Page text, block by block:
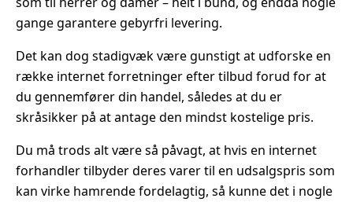
gange garantere gebyrfri levering.
Det kan dog stadigvæk være gunstigt at udforske en
række internet forretninger efter tilbud forud for at
du gennemfører din handel, således at du er
skråsikker på at antage den mindst kostelige pris.
Du må trods alt være så påvagt, at hvis en internet
forhandler tilbyder deres varer til en udsalgspris som
kan virke hamrende fordelagtig, så kunne det i nogle